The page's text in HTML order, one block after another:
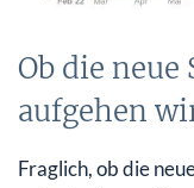
Ob die
aufgehen
Fraglich, ob die